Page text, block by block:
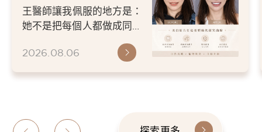
不愛笑，只是不喜歡自己
原本的牙齒
王醫師讓我佩服的地方是：
她不是把每個人都做成同一
更適合自己的樣子。 現...
2026.08.06